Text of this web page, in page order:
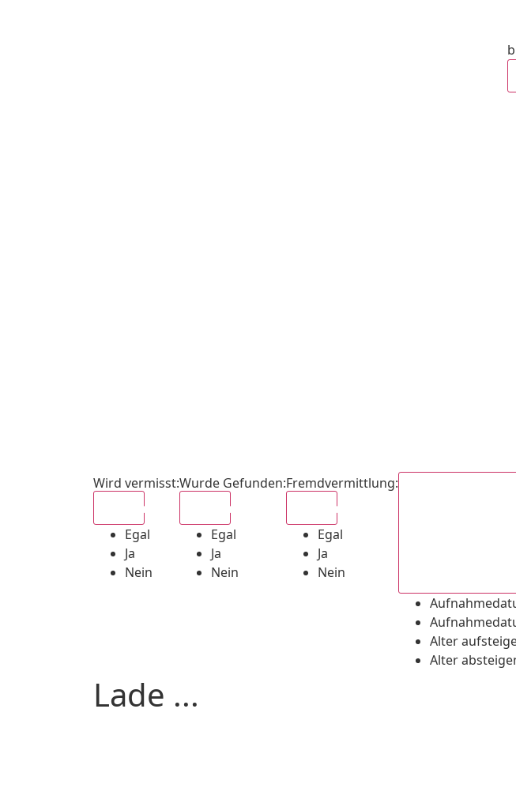
Wird vermisst:
Egal
Ja
Nein
Wurde Gefunden:
Egal
Ja
Nein
Fremdvermittlung:
Egal
Ja
Nein
Alter
Alter
Lade ...